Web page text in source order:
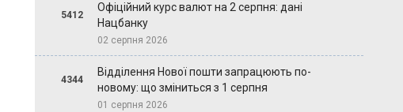
5412
Офіційний курс валют на 2 серпня: дані
Нацбанку
02 серпня 2026
4344
Відділення Нової пошти запрацюють по-
новому: що зміниться з 1 серпня
01 серпня 2026